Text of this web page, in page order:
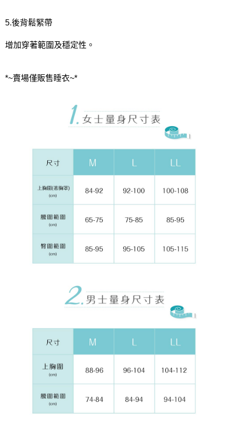
5.後背鬆緊帶
增加穿著範圍及穩定性。
*~賣場僅販售睡衣~*